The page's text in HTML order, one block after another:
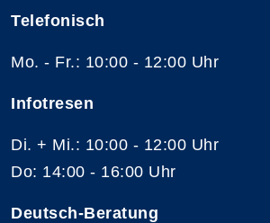
Telefonisch
Mo. - Fr.: 10:00 - 12:00 Uhr
Infotresen
Di. + Mi.: 10:00 - 12:00 Uhr
Do: 14:00 - 16:00 Uhr
Deutsch-Beratung